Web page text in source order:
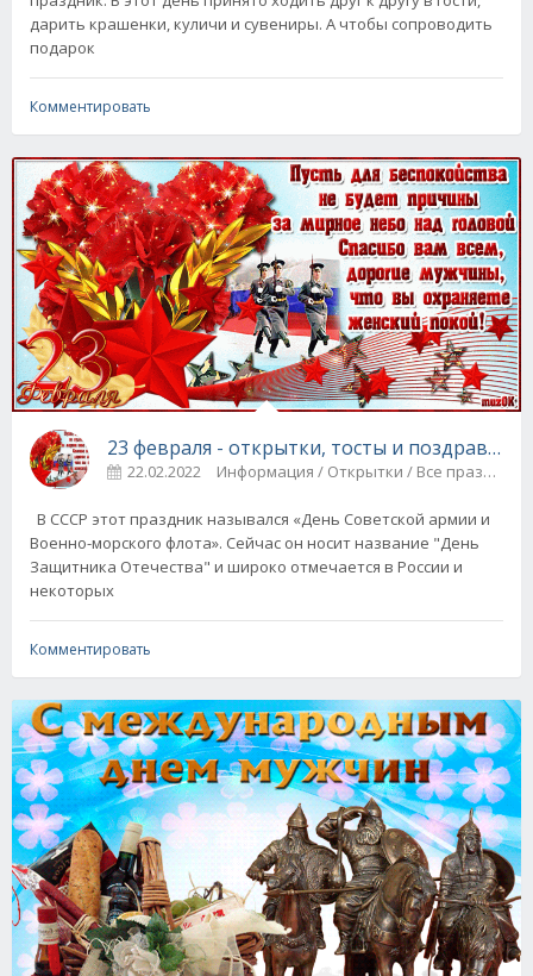
дарить крашенки, куличи и сувениры. А чтобы сопроводить
подарок
Комментировать
23 февраля - открытки, тосты и
22.02.2022 Информация / Открытки / Все праздники
В СССР этот праздник назывался «День Советской армии и
Военно-морского флота». Сейчас он носит название "День
Защитника Отечества" и широко отмечается в России и
некоторых
Комментировать